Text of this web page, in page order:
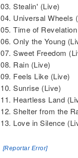
03. Stealin' (Live)
04. Universal Wheels
05. Time of
06. Only the Young
07. Sweet Freedom
08. Rain (Live)
09. Feels Like (Live)
10. Sunrise (Live)
11. Heartless Land
12. Shelter from the
13. Love in Silence
[Reportar Error]